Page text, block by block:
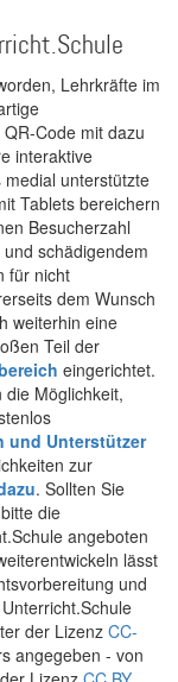
Lehrkräfte im
Code mit dazu
interaktive
unterstützte
Tablets bereichern
Besucherzahl
schädigendem
für nicht
dem Wunsch
weiterhin eine
Teil der
eingerichtet.
Möglichkeit,
und Unterstützer
zur
. Sollten Sie
die
angeboten
lässt
und
der Lizenz CC-
angegeben - von